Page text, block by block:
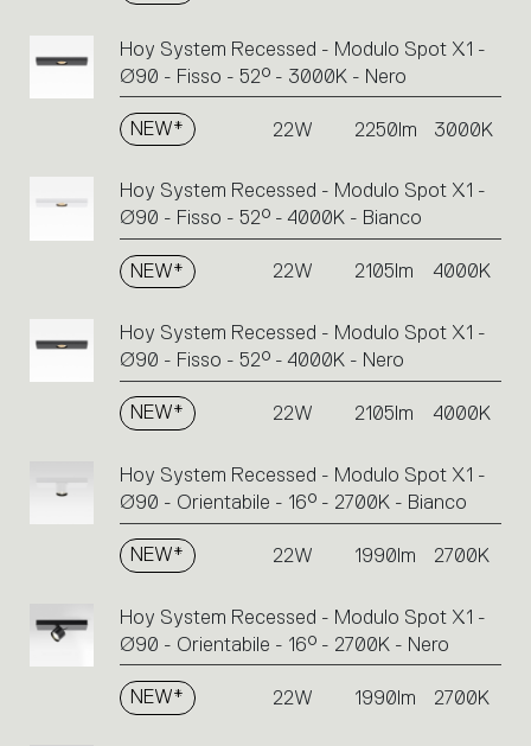
Hoy System Recessed - Modulo Spot X1 -
Ø90 - Fisso - 52° - 3000K - Nero
NEW* 22W 2250lm 3000K
Hoy System Recessed - Modulo Spot X1 -
Ø90 - Fisso - 52° - 4000K - Bianco
NEW* 22W 2105lm 4000K
Hoy System Recessed - Modulo Spot X1 -
Ø90 - Fisso - 52° - 4000K - Nero
NEW* 22W 2105lm 4000K
Hoy System Recessed - Modulo Spot X1 -
Ø90 - Orientabile - 16° - 2700K - Bianco
NEW* 22W 1990lm 2700K
Hoy System Recessed - Modulo Spot X1 -
Ø90 - Orientabile - 16° - 2700K - Nero
NEW* 22W 1990lm 2700K